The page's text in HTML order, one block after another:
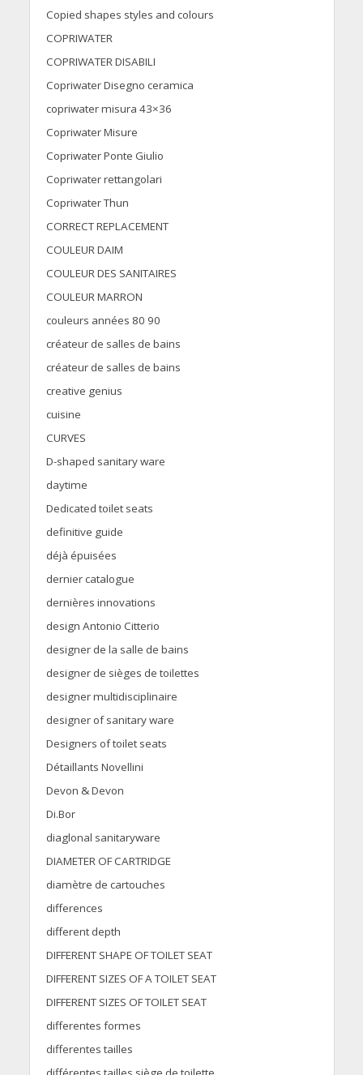
Copied shapes styles and colours
COPRIWATER
COPRIWATER DISABILI
Copriwater Disegno ceramica
copriwater misura 43×36
Copriwater Misure
Copriwater Ponte Giulio
Copriwater rettangolari
Copriwater Thun
CORRECT REPLACEMENT
COULEUR DAIM
COULEUR DES SANITAIRES
COULEUR MARRON
couleurs années 80 90
créateur de salles de bains
créateur de salles de bains
creative genius
cuisine
CURVES
D-shaped sanitary ware
daytime
Dedicated toilet seats
definitive guide
déjà épuisées
dernier catalogue
dernières innovations
design Antonio Citterio
designer de la salle de bains
designer de sièges de toilettes
designer multidisciplinaire
designer of sanitary ware
Designers of toilet seats
Détaillants Novellini
Devon & Devon
Di.Bor
diaglonal sanitaryware
DIAMETER OF CARTRIDGE
diamètre de cartouches
differences
different depth
DIFFERENT SHAPE OF TOILET SEAT
DIFFERENT SIZES OF A TOILET SEAT
DIFFERENT SIZES OF TOILET SEAT
differentes formes
differentes tailles